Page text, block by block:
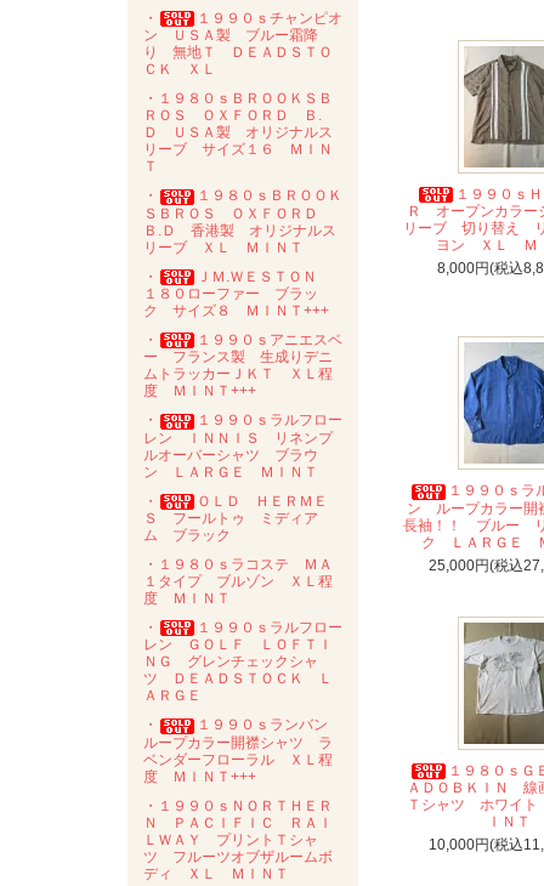
・
１９９０ｓチャンピオ
ン ＵＳＡ製 ブルー霜降
り 無地Ｔ ＤＥＡＤＳＴＯ
ＣＫ ＸＬ
・１９８０ｓＢＲＯＯＫＳＢ
ＲＯＳ ＯＸＦＯＲＤ Ｂ.
Ｄ ＵＳＡ製 オリジナルス
リーブ サイズ１６ ＭＩＮ
Ｔ
・
１９８０ｓＢＲＯＯＫ
ＳＢＲＯＳ ＯＸＦＯＲＤ
Ｂ.Ｄ 香港製 オリジナルス
リーブ ＸＬ ＭＩＮＴ
・
ＪＭ.ＷＥＳＴＯＮ
１８０ローファー ブラッ
ク サイズ８ ＭＩＮＴ+++
・
１９９０ｓアニエスベ
ー フランス製 生成りデニ
ムトラッカーＪＫＴ ＸＬ程
度 ＭＩＮＴ+++
・
１９９０ｓラルフロー
レン ＩＮＮＩＳ リネンプ
ルオーバーシャツ ブラウ
ン ＬＡＲＧＥ ＭＩＮＴ
・
ＯＬＤ ＨＥＲＭＥ
Ｓ フールトゥ ミディア
ム ブラック
・１９８０ｓラコステ ＭＡ
１タイプ ブルゾン ＸＬ程
度 ＭＩＮＴ
・
１９９０ｓラルフロー
レン ＧＯＬＦ ＬＯＦＴＩ
ＮＧ グレンチェックシャ
ツ ＤＥＡＤＳＴＯＣＫ Ｌ
ＡＲＧＥ
・
１９９０ｓランバン
ループカラー開襟シャツ ラ
ベンダーフローラル ＸＬ程
度 ＭＩＮＴ+++
・１９９０ｓＮＯＲＴＨＥＲ
Ｎ ＰＡＣＩＦＩＣ ＲＡＩ
ＬＷＡＹ プリントＴシャ
ツ フルーツオブザルームボ
ディ ＸＬ ＭＩＮＴ
１９９０ｓ
Ｒ オープンカラ
リーブ 切り替え
ヨン ＸＬ Ｍ
8,000円(税込
１９９０ｓラ
ン ループカラー
長袖！！ ブルー
ク ＬＡＲＧＥ
25,000円(税込
１９８０ｓＧ
ＡＤＯＢＫＩＮ
Ｔシャツ ホワイ
ＩＮＴ
10,000円(税込